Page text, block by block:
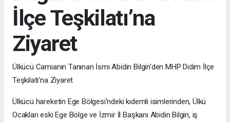
İlçe Teşkilatı’na
Ziyaret
Ülkücü Camianın Tanınan İsmi Abidin Bilgin’den MHP Didim İlçe
Teşkilatı’na Ziyaret
Ülkücü hareketin Ege Bölgesi'ndeki kıdemli isimlerinden, Ülkü
Ocakları eski Ege Bölge ve İzmir İl Başkanı Abidin Bilgin, iş